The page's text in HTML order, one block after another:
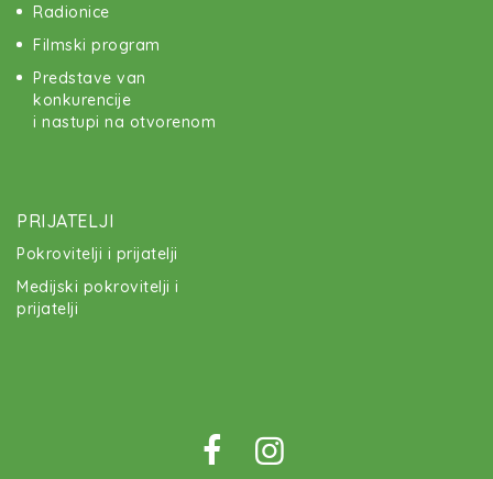
Radionice
Filmski program
Predstave van
konkurencije
i nastupi na otvorenom
PRIJATELJI
Pokrovitelji i prijatelji
Medijski pokrovitelji i
prijatelji